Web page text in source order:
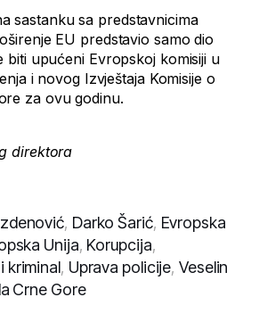
sastanku sa predstavnicima
EU predstavio samo dio
biti upućeni Evropskoj komisiji u
i novog Izvještaja Komisije o
za ovu godinu.
direktora
, Darko Šarić, Evropska
Unija, Korupcija,
kriminal, Uprava policije,Veselin
Crne Gore